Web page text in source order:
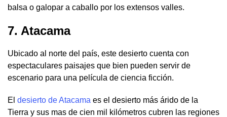
balsa o galopar a caballo por los extensos valles.
7. Atacama
Ubicado al norte del país, este desierto cuenta con
espectaculares paisajes que bien pueden servir de
escenario para una película de ciencia ficción.
El desierto de Atacama es el desierto más árido de la
Tierra y sus mas de cien mil kilómetros cubren las regiones